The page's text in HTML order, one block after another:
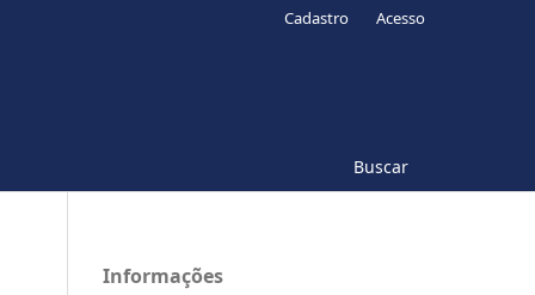
Buscar
Cadastro Acesso
Informações